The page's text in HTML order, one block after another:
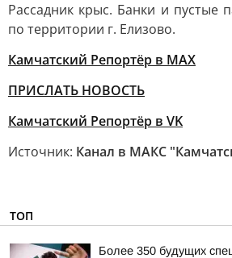
Рассадник крыс. Банки и пустые
по территории г. Елизово.
Камчатский Репортёр в MAX
ПРИСЛАТЬ НОВОСТЬ
Камчатский Репортёр в VK
Источник: Канал в МАКС
ТОП
Более 350 будущих